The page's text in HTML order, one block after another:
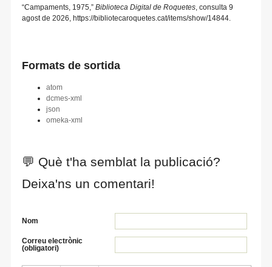
“Campaments, 1975,” Biblioteca Digital de Roquetes , consulta 9
agost de 2026, https://bibliotecaroquetes.cat/items/show/14844
Formats de sortida
atom
dcmes-xml
json
omeka-xml
💬 Què t'ha semblat la publicació?
Deixa'ns un comentari!
Nom
Correu electrònic
(obligatori)